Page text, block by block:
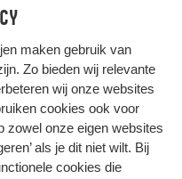
maken gebruik van
Zo bieden wij relevante
wij onze websites
cookies ook voor
zowel onze eigen websites
als je dit niet wilt. Bij
cookies die
SAMEN